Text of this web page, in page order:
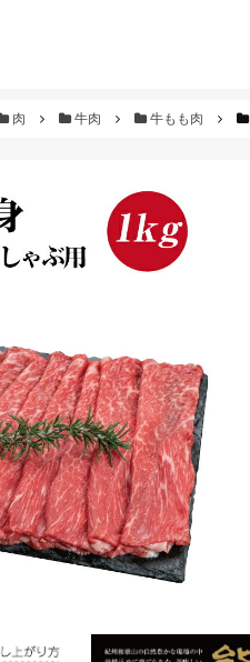
肉 牛肉 牛もも肉